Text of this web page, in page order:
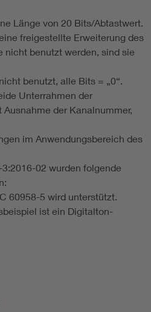
Länge von 20 Bits/Abtastwert.
freigestellte Erweiterung des
nicht benutzt werden, sind sie
benutzt, alle Bits = „0“.
Unterrahmen der
der Kanalnummer,
im Anwendungsbereich des
02 wurden folgende
60958-5 wird unterstützt.
ist ein Digitalton-